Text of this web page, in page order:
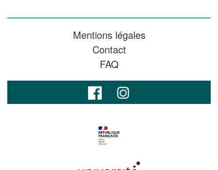
Mentions légales
Contact
FAQ